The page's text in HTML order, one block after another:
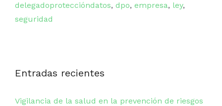
delegadoproteccióndatos, dpo, empresa, ley,
seguridad
Entradas recientes
Vigilancia de la salud en la prevención de riesgos